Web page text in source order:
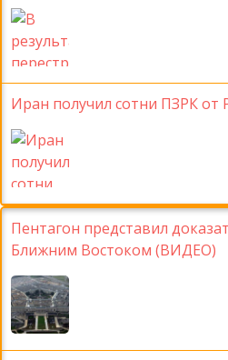
Иран получил сотни ПЗРК от
Пентагон представил
Ближним Востоком (ВИДЕО)